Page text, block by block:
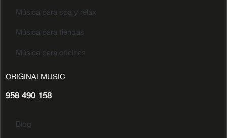
Música para spa y relax
Música para tiendas
Música para oficinas
ORIGINALMUSIC
958 490 158
Blog